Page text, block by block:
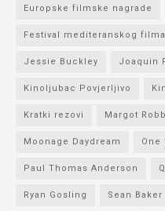
Europske filmske nagrade
Festival mediteranskog filma
Jessie Buckley Joaquin
Kinoljubac Povjerljivo
Kratki rezovi Margot
Moonage Daydream One
Paul Thomas Anderson
Ryan Gosling Sean Baker